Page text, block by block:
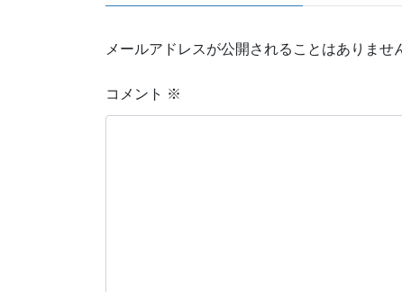
メールアドレスが公開されることはありませ
コメント ※